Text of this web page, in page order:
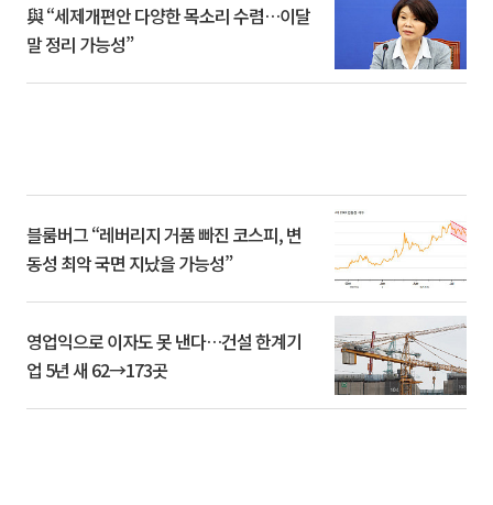
與 “세제개편안 다양한 목소리 수렴…이달
말 정리 가능성”
블룸버그 “레버리지 거품 빠진 코스피, 변
동성 최악 국면 지났을 가능성”
영업익으로 이자도 못 낸다…건설 한계기
업 5년 새 62→173곳